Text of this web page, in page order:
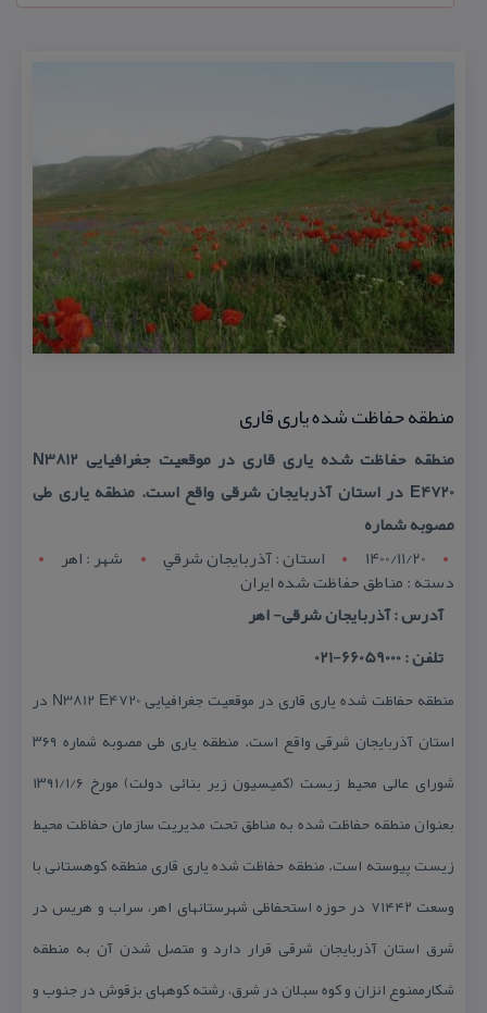
منطقه حفاظت شده یاری قاری
منطقه حفاظت شده یاری قاری در موقعیت جغرافیایی N3812
E4720 در استان آذربایجان شرقی واقع است. منطقه یاری طی
مصوبه شماره
1400/11/20
استان : آذربايجان شرقي شهر : اهر
دسته : مناطق حفاظت شده ایران
آدرس : آذربایجان شرقی- اهر
تلفن : 66059000-021
منطقه حفاظت شده یاری قاری در موقعیت جغرافیایی N3812 E4720 در
استان آذربایجان شرقی واقع است. منطقه یاری طی مصوبه شماره ۳۶۹
شورای عالی محیط زیست (كمیسیون زیر بنائی دولت) مورخ ۱۳۹۱/۱/۶
بعنوان منطقه حفاظت شده به مناطق تحت مدیریت سازمان حفاظت محیط
زیست پیوسته است. منطقه حفاظت شده یاری قاری منطقه كوهستانی با
وسعت ۷۱۴۴۲ در حوزه استحفاظی شهرستانهای اهر، سراب و هریس در
شرق استان آذربایجان شرقی قرار دارد و متصل شدن آن به منطقه
شكارممنوع انزان و كوه سبلان در شرق، رشته كوههای بزقوش در جنوب و